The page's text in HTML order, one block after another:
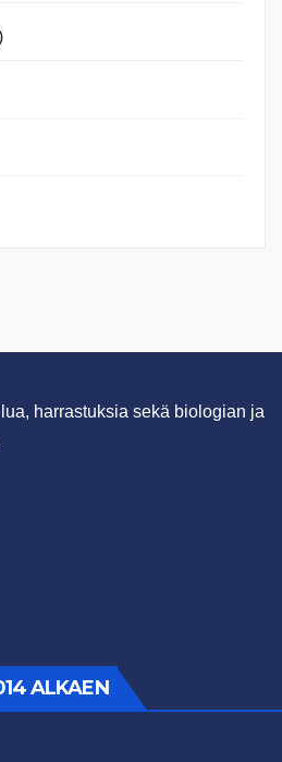
harrastuksia sekä biologian ja
ALKAEN